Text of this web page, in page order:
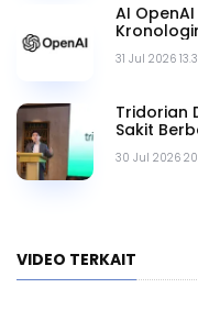
31 Jul 2026
AI
30 Jul 2026
Tridorian
Sakit
VIDEO TERKAIT